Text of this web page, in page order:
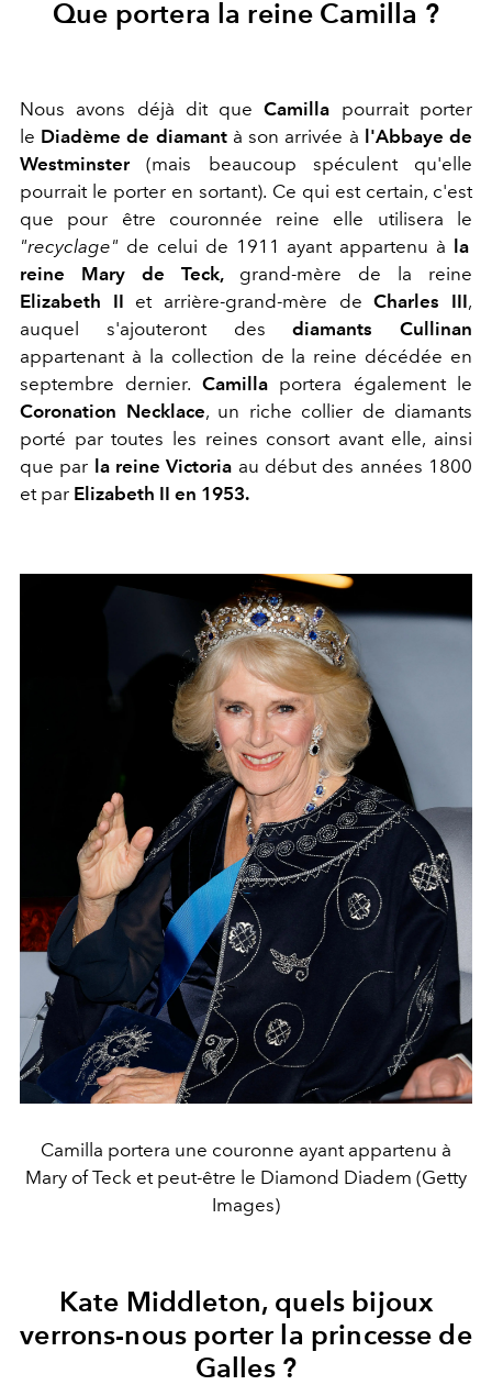
Que portera la reine Camilla ?
Nous avons déjà dit queCamilla pourrait porter
le Diadème de diamant à son arrivée à l'Abbaye de
Westminster(mais beaucoup spéculent qu'elle
pourrait le porter en sortant). Ce qui est certain, c'est
que pour être couronnée reine elle utilisera le
"recyclage" de celui de 1911 ayant appartenu à la
reine Mary de Teck,grand-mère de la reine
Elizabeth II et arrière-grand-mère deCharles III,
auquel s'ajouteront desdiamants Cullinan
appartenant à la collection de la reine décédée en
septembre dernier. Camilla portera également le
Coronation Necklace, un riche collier de diamants
porté par toutes les reines consort avant elle, ainsi
que par la reine Victoria au début des années 1800
et par Elizabeth II en 1953.
Camilla portera une couronne ayant appartenu à
Mary of Teck et peut-être le Diamond Diadem (Getty
Images)
Kate Middleton, quels bijoux
verrons-nous porter la princesse de
Galles ?